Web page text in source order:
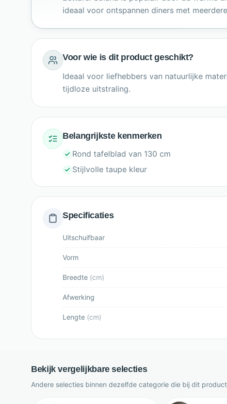
ideaal voor ontspannen diners met
Voor wie is dit product geschikt?
Ideaal voor liefhebbers van natuurlijke
tijdloze uitstraling.
Belangrijkste kenmerken
Rond tafelblad van 130 cm
Stijlvolle taupe kleur
Specificaties
Uitschuifbaar
Vorm
Breedte (cm)
Afwerking
Lengte (cm)
Bekijk vergelijkbare selecties
Andere selecties binnen dezelfde categorie die bij dit